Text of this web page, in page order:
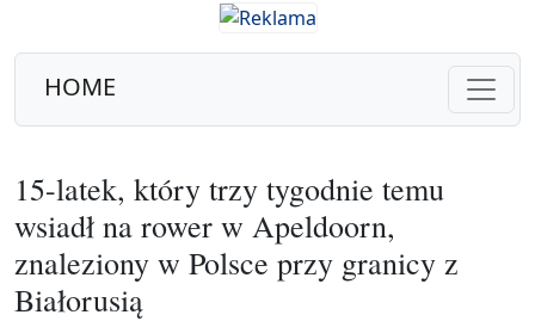
HOME
15-latek, który trzy tygodnie temu
wsiadł na rower w Apeldoorn,
znaleziony w Polsce przy granicy z
Białorusią